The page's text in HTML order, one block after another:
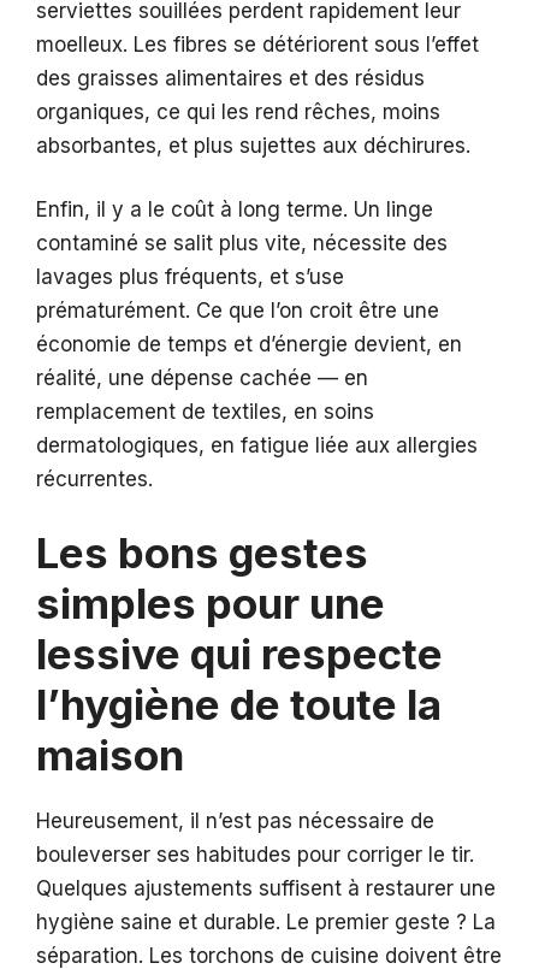
serviettes souillées perdent rapidement leur
moelleux. Les fibres se détériorent sous l’effet
des graisses alimentaires et des résidus
organiques, ce qui les rend rêches, moins
absorbantes, et plus sujettes aux déchirures.
Enfin, il y a le coût à long terme. Un linge
contaminé se salit plus vite, nécessite des
lavages plus fréquents, et s’use
prématurément. Ce que l’on croit être une
économie de temps et d’énergie devient, en
réalité, une dépense cachée — en
remplacement de textiles, en soins
dermatologiques, en fatigue liée aux allergies
récurrentes.
Les bons gestes
simples pour une
lessive qui respecte
l’hygiène de toute la
maison
Heureusement, il n’est pas nécessaire de
bouleverser ses habitudes pour corriger le tir.
Quelques ajustements suffisent à restaurer une
hygiène saine et durable. Le premier geste ? La
séparation. Les torchons de cuisine doivent être